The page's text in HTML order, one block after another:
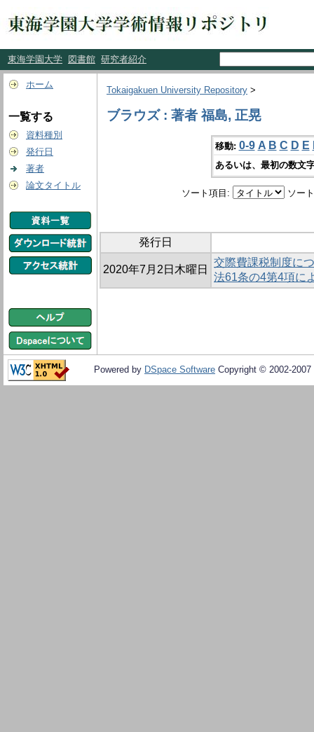
東海学園大学 図書館 研究者紹介
ホーム
一覧する
資料種別
発行日
著者
論文タイトル
Tokaigakuen University Repository >
ブラウズ : 著者 福島, 正晃
移動: 0-9 A B C D E
あるいは、最初の数文
ソート項目: ソー
発行日
2020年7月2日木曜日
交際費課税制度に
法61条の4第4項に
Powered by DSpace Software Copyright © 2002-2007